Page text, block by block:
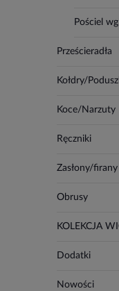
Pościel
Prześcieradła
Kołdry/
Koce/Narzuty
Ręczniki
Zasłony/firany
Obrusy
KOLEKCJA
Dodatki
Nowości